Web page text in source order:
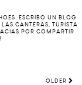
ESCRIBO UN BLOG
CANTERAS, TURISTA
POR COMPARTIR
OLDER